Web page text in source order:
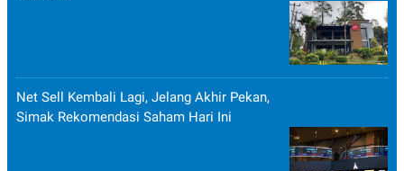
Net Sell Kembali Lagi, Jelang Akhir Pekan,
Simak Rekomendasi Saham Hari Ini